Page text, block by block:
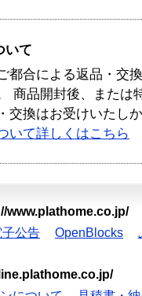
いて
都合による返品・交
商品開封後、または
交換はお受けいたし
いて詳しくはこちら
www.plathome.co.jp/
子公告 OpenBlocks